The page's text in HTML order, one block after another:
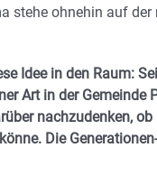
stehe ohnehin auf
Idee in den Raum:
Art in der Gemeinde
nachzudenken,
Die